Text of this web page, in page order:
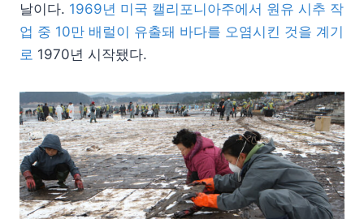
날이다. 1969년 미국 캘리포니아주에서 원유 시추 작
업 중 10만 배럴이 유출돼 바다를 오염시킨 것을 계기
로 1970년 시작됐다.